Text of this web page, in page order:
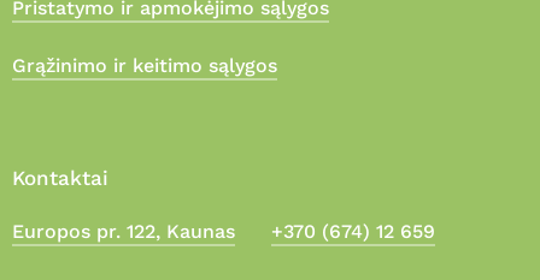
Suma:
Pristatymo ir apmokėjimo sąlygos
Grąžinimo ir keitimo sąlygos
Kontaktai
Europos pr. 122, Kaunas +370 (674) 12 659